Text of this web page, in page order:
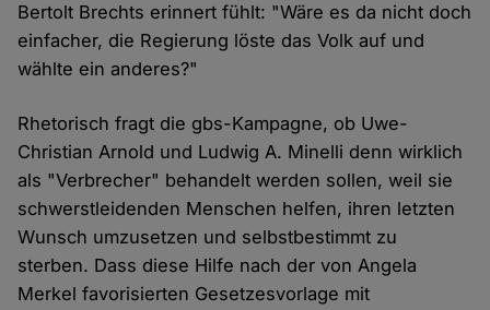
Bertolt Brechts erinnert fühlt: "Wäre es da nicht doch
einfacher, die Regierung löste das Volk auf und
wählte ein anderes?"
Rhetorisch fragt die gbs-Kampagne, ob Uwe-
Christian Arnold und Ludwig A. Minelli denn wirklich
als "Verbrecher" behandelt werden sollen, weil sie
schwerstleidenden Menschen helfen, ihren letzten
Wunsch umzusetzen und selbstbestimmt zu
sterben. Dass diese Hilfe nach der von Angela
Merkel favorisierten Gesetzesvorlage mit